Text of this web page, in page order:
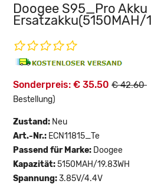
Doogee S95_Pro
Ersatzakku(5150MAH/
Sonderpreis: € 35.50 € 42.60
Bestellung)
Zustand: Neu
Art.-Nr.: ECN11815_Te
Passend für Marke: Doogee
Kapazität:5150MAH/19.83WH
Spannung:3.85V/4.4V